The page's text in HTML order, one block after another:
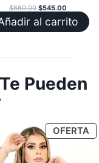
$660.00 El
precio
original
era:
$545.00
precio
actual
es:
al carrito
Pueden
OFERTA